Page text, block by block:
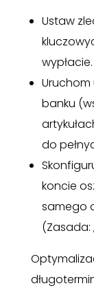
Ustaw
wypłacie.
Uruchom
banku
do
koncie
samego
(Zasada: